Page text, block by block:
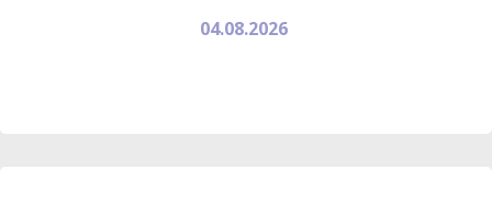
04.08.2026